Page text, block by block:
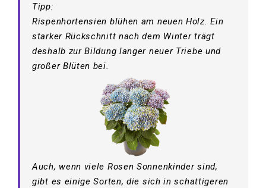
Tipp:
Rispenhortensien blühen am neuen Holz. Ein
starker Rückschnitt nach dem Winter trägt
deshalb zur Bildung langer neuer Triebe und
großer Blüten bei.
Auch, wenn viele Rosen Sonnenkinder sind,
gibt es einige Sorten, die sich in schattigeren